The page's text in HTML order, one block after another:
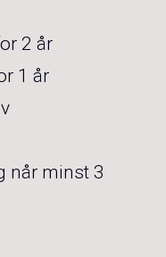
2 år
1 år
når minst 3